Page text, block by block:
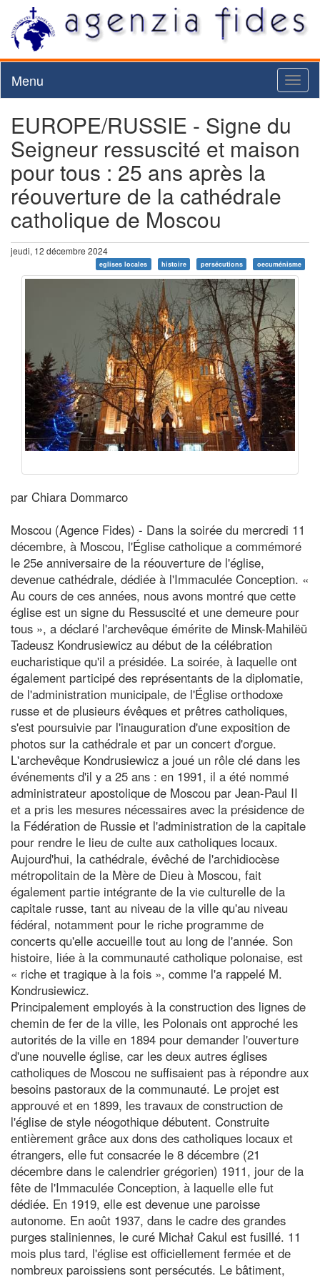
Menu
EUROPE/RUSSIE - Signe du
Seigneur ressuscité et maison
pour tous : 25 ans après la
réouverture de la cathédrale
catholique de Moscou
jeudi, 12 décembre 2024
eglises locales histoire persécutions oecuménisme
par Chiara Dommarco
Moscou (Agence Fides) - Dans la soirée du mercredi 11
décembre, à Moscou, l'Église catholique a commémoré
le 25e anniversaire de la réouverture de l'église,
devenue cathédrale, dédiée à l'Immaculée Conception. «
Au cours de ces années, nous avons montré que cette
église est un signe du Ressuscité et une demeure pour
tous », a déclaré l'archevêque émérite de Minsk-Mahilëŭ
Tadeusz Kondrusiewicz au début de la célébration
eucharistique qu'il a présidée. La soirée, à laquelle ont
également participé des représentants de la diplomatie,
de l'administration municipale, de l'Église orthodoxe
russe et de plusieurs évêques et prêtres catholiques,
s'est poursuivie par l'inauguration d'une exposition de
photos sur la cathédrale et par un concert d'orgue.
L'archevêque Kondrusiewicz a joué un rôle clé dans les
événements d'il y a 25 ans : en 1991, il a été nommé
administrateur apostolique de Moscou par Jean-Paul II
et a pris les mesures nécessaires avec la présidence de
la Fédération de Russie et l'administration de la capitale
pour rendre le lieu de culte aux catholiques locaux.
Aujourd'hui, la cathédrale, évêché de l'archidiocèse
métropolitain de la Mère de Dieu à Moscou, fait
également partie intégrante de la vie culturelle de la
capitale russe, tant au niveau de la ville qu'au niveau
fédéral, notamment pour le riche programme de
concerts qu'elle accueille tout au long de l'année. Son
histoire, liée à la communauté catholique polonaise, est
« riche et tragique à la fois », comme l'a rappelé M.
Kondrusiewicz.
Principalement employés à la construction des lignes de
chemin de fer de la ville, les Polonais ont approché les
autorités de la ville en 1894 pour demander l'ouverture
d'une nouvelle église, car les deux autres églises
catholiques de Moscou ne suffisaient pas à répondre aux
besoins pastoraux de la communauté. Le projet est
approuvé et en 1899, les travaux de construction de
l'église de style néogothique débutent. Construite
entièrement grâce aux dons des catholiques locaux et
étrangers, elle fut consacrée le 8 décembre (21
décembre dans le calendrier grégorien) 1911, jour de la
fête de l'Immaculée Conception, à laquelle elle fut
dédiée. En 1919, elle est devenue une paroisse
autonome. En août 1937, dans le cadre des grandes
purges staliniennes, le curé Michał Cakul est fusillé. 11
mois plus tard, l'église est officiellement fermée et de
nombreux paroissiens sont persécutés. Le bâtiment,